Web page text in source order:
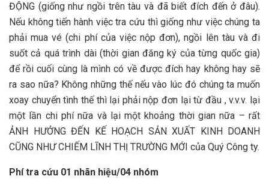
ĐỘNG (giống như ngồi trên tàu và đã biết đích đến ở đâu).
Nếu không tiến hành việc tra cứu thì giống như việc chúng ta
phải mua vé (chi phí của việc nộp đơn), ngồi lên tàu và đi
suốt cả quá trình dài (thời gian đăng ký của từng quốc gia)
để rồi cuối cùng là mình có về được đích hay không hay sẽ
ra sao nữa? Không những thế nếu vào lúc đó chúng ta muốn
xoay chuyển tình thế thì lại phải nộp đơn lại từ đầu , v.v.v. lại
một lần chi phí nữa và lại một khoảng thời gian nữa – rất
ẢNH HƯỞNG ĐẾN KẾ HOẠCH SẢN XUẤT KINH DOANH
CŨNG NHƯ CHIẾM LĨNH THỊ TRƯỜNG MỚI của Quý Công ty.
Phí tra cứu 01 nhãn hiệu/04 nhóm